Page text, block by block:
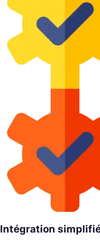
Intégration